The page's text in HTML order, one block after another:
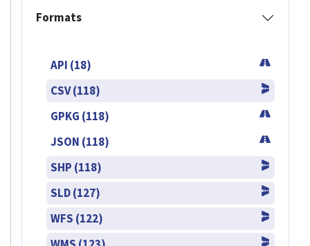
Formats
API (18)
CSV (118)
GPKG (118)
JSON (118)
SHP (118)
SLD (127)
WFS (122)